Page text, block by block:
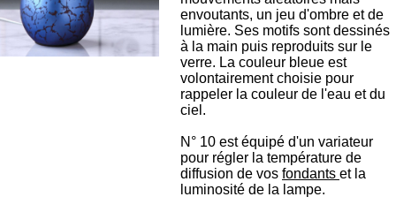
envoutants, un jeu d'ombre et de
lumière. Ses motifs sont dessinés
à la main puis reproduits sur le
verre. La couleur bleue est
volontairement choisie pour
rappeler la couleur de l'eau et du
ciel.
N° 10 est équipé d'un variateur
pour régler la température de
diffusion de vos fondants et la
luminosité de la lampe.